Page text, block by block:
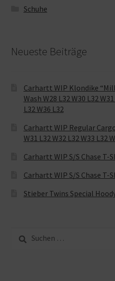
Schuhe
Neueste Beiträge
Carhartt WIP Klondike
Wash W28 L32 W30 L32
L32 W36 L32
Carhartt WIP Regular
W31 L32 W32 L32 W33 L32
Carhartt WIP S/S Chase T-
Carhartt WIP S/S Chase T-
Stieber Twins Special
nach: